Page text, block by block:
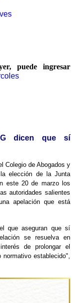
puede ingresar
dicen que sí
Colegio de Abogados y
elección de la Junta
este 20 de marzo los
autoridades salientes
apelación que está
que aseguran que sí
se resuelva en
de prolongar el
establecido",